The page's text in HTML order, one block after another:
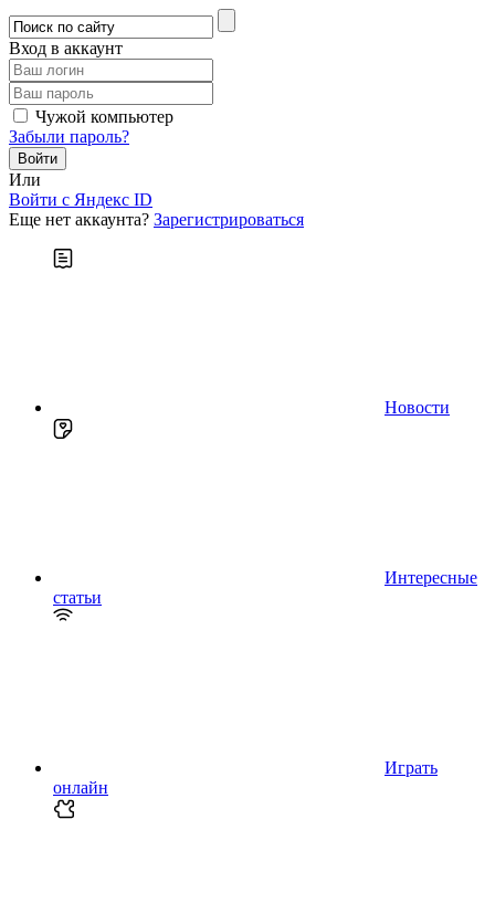
Вход в аккаунт
Чужой компьютер
Забыли пароль?
Или
Войти c Яндекс ID
Еще нет аккаунта? Зарегистрироваться
Новости
Интересные
статьи
Играть
онлайн